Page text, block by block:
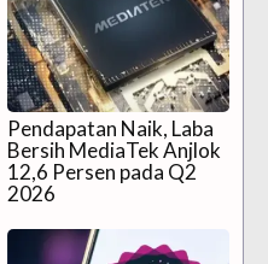
Pendapatan Naik, Laba
Bersih MediaTek Anjlok
12,6 Persen pada Q2
2026